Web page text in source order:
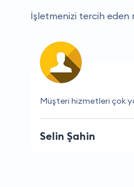
İşletmenizi tercih eden
İhtiyaçlarımı tam olarak
Aylin Arslan